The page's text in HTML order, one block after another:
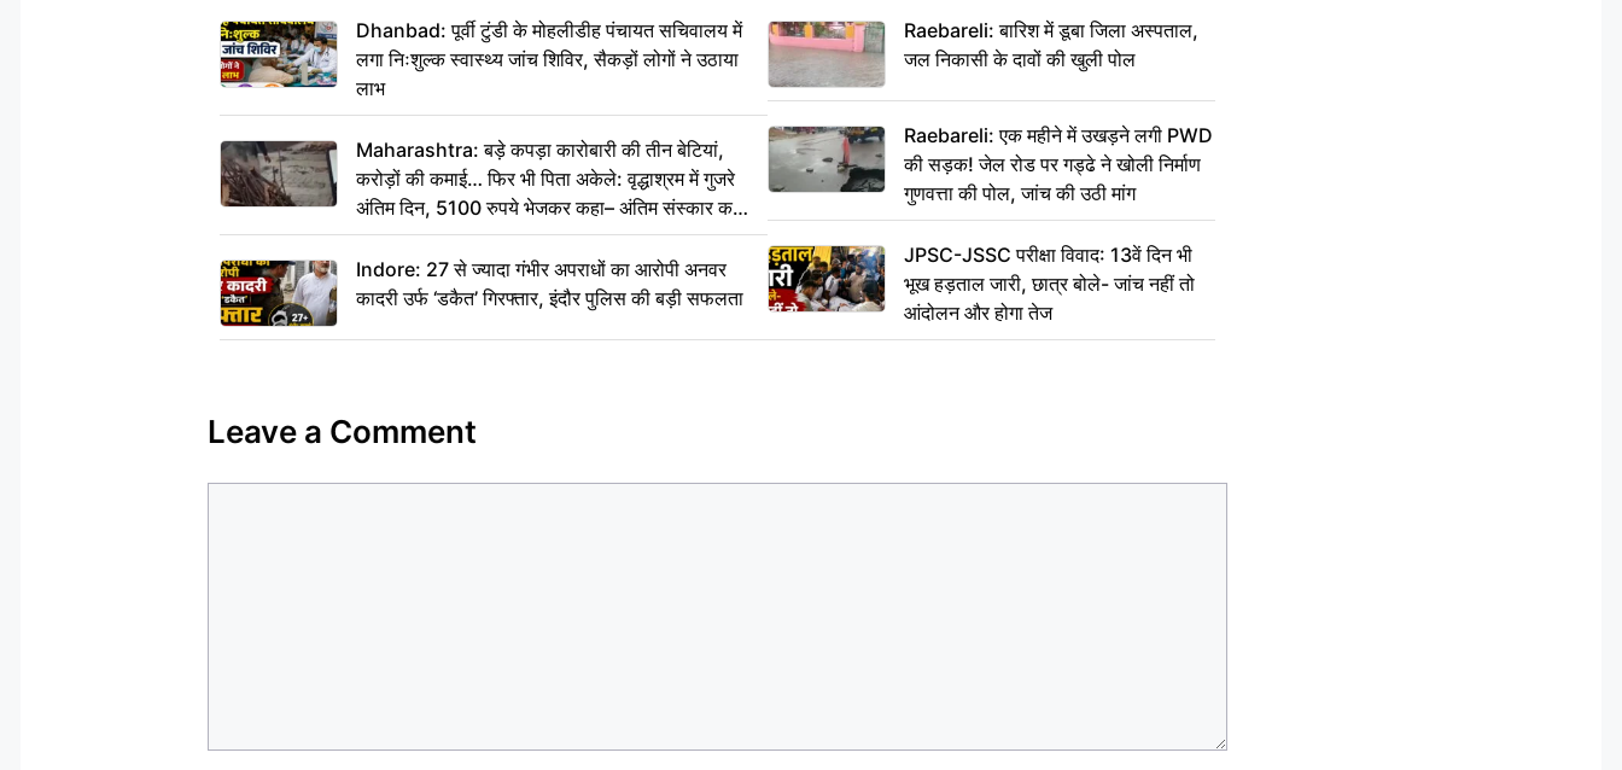
Dhanbad: पूर्वी टुंडी के मोहलीडीह पंचायत सचिवालय में
लगा निःशुल्क स्वास्थ्य जांच शिविर, सैकड़ों लोगों ने उठाया
लाभ
Maharashtra: बड़े कपड़ा कारोबारी की तीन बेटियां,
करोड़ों की कमाई… फिर भी पिता अकेले: वृद्धाश्रम में गुजरे
अंतिम दिन, 5100 रुपये भेजकर कहा– अंतिम संस्कार कर
दीजिए हम नहीं आ पाएंगे
Indore: 27 से ज्यादा गंभीर अपराधों का आरोपी अनवर
कादरी उर्फ ‘डकैत’ गिरफ्तार, इंदौर पुलिस की बड़ी सफलता
Raebareli: बारिश में डूबा जिला अस्पताल,
जल निकासी के दावों की खुली पोल
Raebareli: एक महीने में उखड़ने लगी PWD
की सड़क! जेल रोड पर गड्ढे ने खोली निर्माण
गुणवत्ता की पोल, जांच की उठी मांग
JPSC-JSSC परीक्षा विवाद: 13वें दिन भी
भूख हड़ताल जारी, छात्र बोले- जांच नहीं तो
आंदोलन और होगा तेज
Leave a Comment